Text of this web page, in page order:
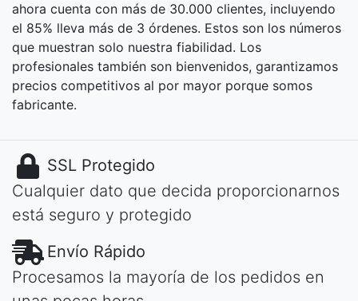
ahora cuenta con más de 30.000 clientes, incluyendo
el 85% lleva más de 3 órdenes. Estos son los números
que muestran solo nuestra fiabilidad. Los
profesionales también son bienvenidos, garantizamos
precios competitivos al por mayor porque somos
fabricante.
SSL Protegido
Cualquier dato que decida proporcionarnos
está seguro y protegido
Envío Rápido
Procesamos la mayoría de los pedidos en